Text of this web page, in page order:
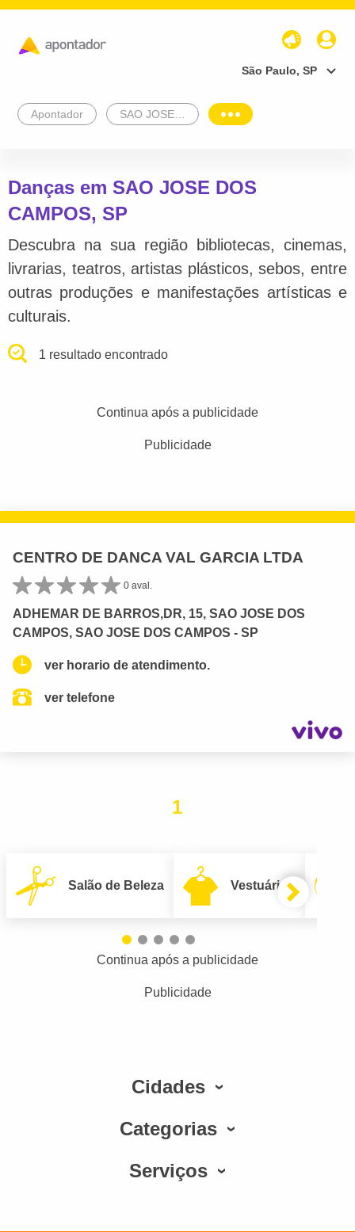
São Paulo, SP
Apontador
Danças em SAO JOSE DOS
CAMPOS, SP
Descubra na sua região bibliotecas, cinemas,
livrarias, teatros, artistas plásticos, sebos, entre
outras produções e manifestações artísticas e
culturais.
1 resultado encontrado
Continua após a publicidade
Publicidade
CENTRO DE DANCA VAL GARCIA LTDA
0 aval.
ADHEMAR DE BARROS,DR, 15, SAO JOSE DOS
CAMPOS, SAO JOSE DOS CAMPOS - SP
ver horario de atendimento.
ver telefone
1
Salão de Beleza Vestuário
Continua após a publicidade
Publicidade
Cidades
Categorias
Serviços